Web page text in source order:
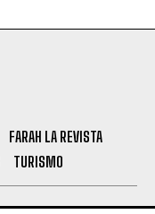
FARAH LA REVISTA
TURISMO